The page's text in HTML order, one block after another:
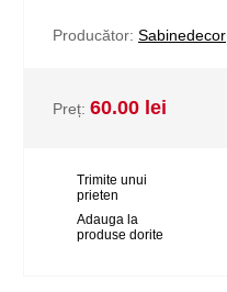
Producător: Sabinedecor
Preț: 60.00 lei
Trimite unui
prieten
Adauga la
produse dorite